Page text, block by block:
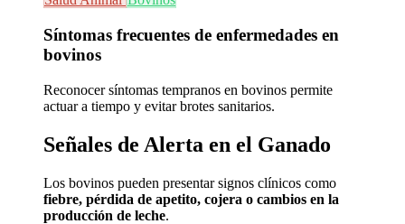
Síntomas frecuentes de enfermedades en
bovinos
Reconocer síntomas tempranos en bovinos permite
actuar a tiempo y evitar brotes sanitarios.
Señales de Alerta en el Ganado
Los bovinos pueden presentar signos clínicos como
fiebre, pérdida de apetito, cojera o cambios en la
producción de leche.